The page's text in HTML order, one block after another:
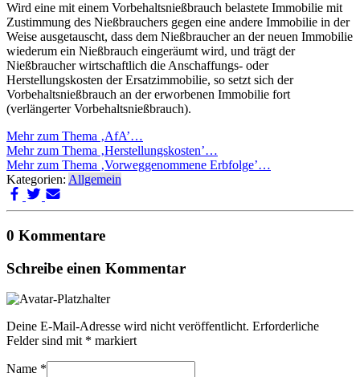
Wird eine mit einem Vorbehaltsnießbrauch belastete Immobilie mit
Zustimmung des Nießbrauchers gegen eine andere Immobilie in der
Weise ausgetauscht, dass dem Nießbraucher an der neuen Immobilie
wiederum ein Nießbrauch eingeräumt wird, und trägt der
Nießbraucher wirtschaftlich die Anschaffungs- oder
Herstellungskosten der Ersatzimmobilie, so setzt sich der
Vorbehaltsnießbrauch an der erworbenen Immobilie fort
(verlängerter Vorbehaltsnießbrauch).
Mehr zum Thema ‚AfA’…
Mehr zum Thema ‚Herstellungskosten’…
Mehr zum Thema ‚Vorweggenommene Erbfolge’…
Kategorien: Allgemein
0 Kommentare
Schreibe einen Kommentar
Deine E-Mail-Adresse wird nicht veröffentlicht. Erforderliche
Felder sind mit * markiert
Name *